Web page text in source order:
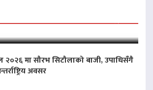
५१औँ दिन पूरा
मा सौरभ सिटौलाको बाजी, उपाधिसँगै
अवसर